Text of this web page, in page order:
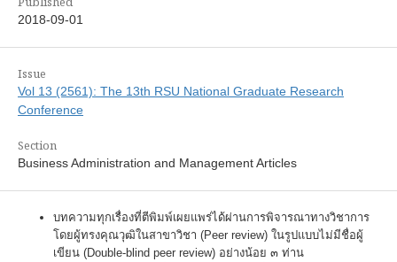
2018-09-01
Issue
Vol 13 (2561): The 13th RSU National Graduate Research
Conference
Section
Business Administration and Management Articles
บทความทุกเรื่องที่ตีพิมพ์เผยแพร่ได้ผ่านการพิจารณาทางวิชาการ
โดยผู้ทรงคุณวุฒิในสาขาวิชา (Peer review) ในรูปแบบไม่มีชื่อผู้
เขียน (Double-blind peer review) อย่างน้อย ๓ ท่าน